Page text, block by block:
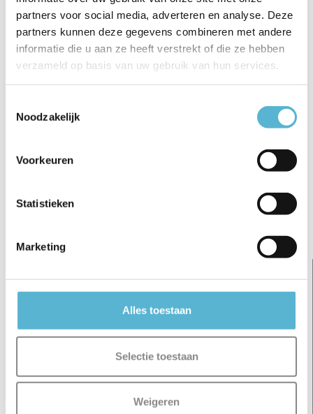
partners voor social media, adverteren en analyse. Deze
partners kunnen deze gegevens combineren met andere
informatie die u aan ze heeft verstrekt of die ze hebben
verzameld op basis van uw gebruik van hun services.
Noodzakelijk
Voorkeuren
Statistieken
Marketing
Alles toestaan
Selectie toestaan
Weigeren
€4,45
€4,95
€5,45
Er zijn nog geen reviews geschreven over dit product..
Hanglamp Hollywood Ø 11
cm amber zwart